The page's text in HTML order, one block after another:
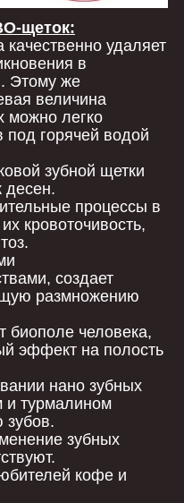
щеток:
удаляет
в
Этому же
величина
можно легко
под горячей водой
зубной щетки
десен.
процессы в
кровоточивость,
создает
размножению
биополе человека,
эффект на полость
нано зубных
и турмалином
зубов.
зубных
кофе и